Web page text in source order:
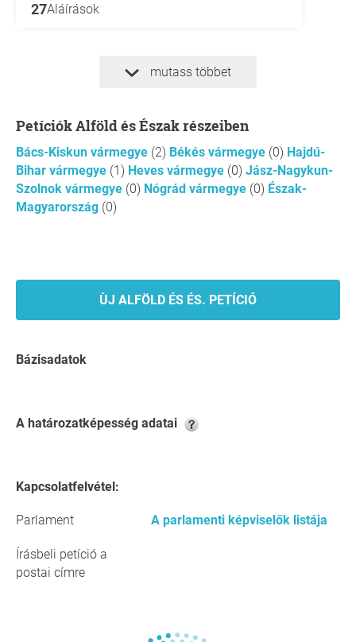
27Aláírások
mutass többet
Petíciók Alföld és Észak részeiben
Bács-Kiskun vármegye (2) Békés vármegye (0) Hajdú-
Bihar vármegye (1) Heves vármegye (0) Jász-Nagykun-
Szolnok vármegye (0) Nógrád vármegye (0) Észak-
Magyarország (0)
ÙJ ALFÖLD ÉS ÉS. PETÍCIÓ
Bázisadatok
A határozatképesség adatai
Kapcsolatfelvétel:
Parlament A parlamenti képviselők listája
Írásbeli petíció a
postai címre